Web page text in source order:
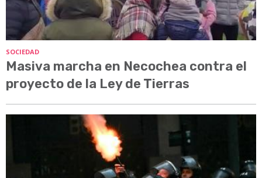
SOCIEDAD
Masiva marcha en Necochea contra el
proyecto de la Ley de Tierras